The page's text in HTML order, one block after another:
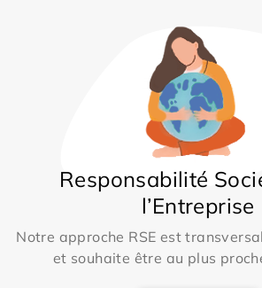
Responsabilité
l’Entreprise
Notre approche RSE est
et souhaite être au plus